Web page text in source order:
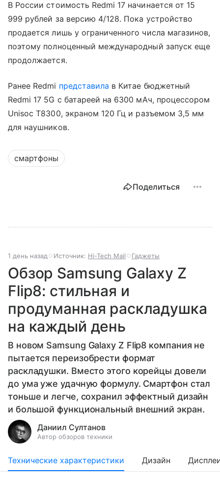
В России стоимость Redmi 17 начинается от 15
999 рублей за версию 4/128. Пока устройство
продается лишь у ограниченного числа магазинов,
поэтому полноценный международный запуск еще
продолжается.
Ранее Redmi представила в Китае бюджетный
Redmi 17 5G с батареей на 6300 мАч, процессором
Unisoc T8300, экраном 120 Гц и разъемом 3,5 мм
для наушников.
смартфоны
Поделиться
1 день назад Источник: Hi-Tech Mail Гаджеты
Обзор Samsung Galaxy Z
Flip8: стильная и
продуманная раскладушка
на каждый день
В новом Samsung Galaxy Z Flip8 компания не
пытается переизобрести формат
раскладушки. Вместо этого корейцы довели
до ума уже удачную формулу. Смартфон стал
тоньше и легче, сохранил эффектный дизайн
и большой функциональный внешний экран.
Даниил Султанов
Автор обзоров техники
Технические характеристики Дизайн